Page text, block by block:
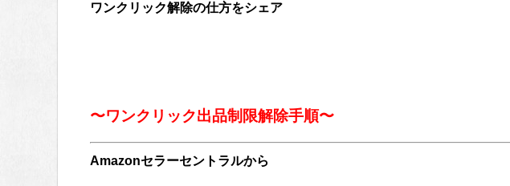
ワンクリック解除の仕方をシェア
〜ワンクリック出品制限解除手順〜
Amazonセラーセントラルから